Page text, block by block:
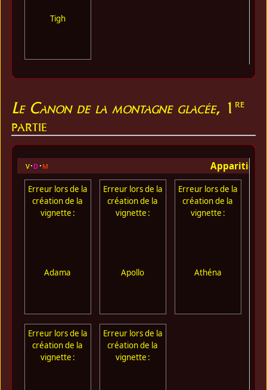
Tigh
Le Canon de la montagne glacée, 1re
partie
v d m Apparition
Erreur lors de la
création de la
vignette :
Adama
Erreur lors de la
création de la
vignette :
Apollo
Erreur lors de la
création de la
vignette :
Athéna
Erreur lors de la
création de la
vignette :
Erreur lors de la
création de la
vignette :